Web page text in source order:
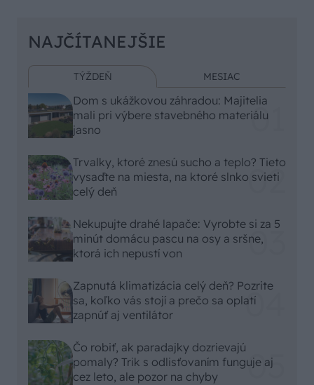
NAJČÍTANEJŠIE
TÝŽDEŇ MESIAC
Dom s ukážkovou záhradou: Majitelia
mali pri výbere stavebného materiálu
jasno
Trvalky, ktoré znesú sucho a teplo? Tieto
vysaďte na miesta, na ktoré slnko svieti
celý deň
Nekupujte drahé lapače: Vyrobte si za 5
minút domácu pascu na osy a sršne,
ktorá ich nepustí von
Zapnutá klimatizácia celý deň? Pozrite
sa, koľko vás stojí a prečo sa oplatí
zapnúť aj ventilátor
Čo robiť, ak paradajky dozrievajú
pomaly? Trik s odlisťovaním funguje aj
cez leto, ale pozor na chyby